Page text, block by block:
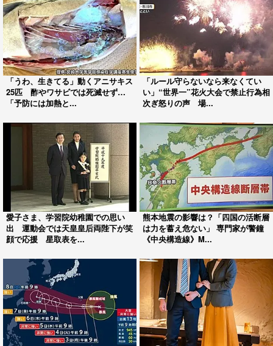
「うわ、生きてる」動くアニサキス
25匹 酢やワサビでは死滅せず…
「予防には加熱と...
「ルール守らないなら来なくてい
い」“世界一”花火大会で禁止行為相
次ぎ怒りの声 場...
愛子さま、学習院幼稚園での思い
出 運動会では天皇皇后両陛下が笑
顔で応援 星取表を...
熊本地震の影響は？「四国の活断層
は力を蓄え危ない」 専門家が警鐘
《中央構造線》M...